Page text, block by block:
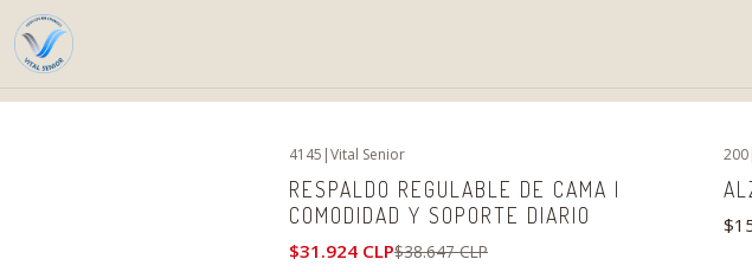
Despacho gratis en
4145 |Vital Senior
RESPALDO REGULABLE DE CAMA |
COMODIDAD Y SOPORTE DIARIO
$31.924 CLP$38.647 CLP
200|